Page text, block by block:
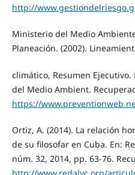
http://
Ministerio del Medio
Planeación. (2002).
climático, Resumen
del Medio Ambient.
https://
Ortiz, A. (2014). La relación
de su filosofar en Cuba. En:
núm. 32, 2014, pp. 63-76.
http://www.redalyc.org/